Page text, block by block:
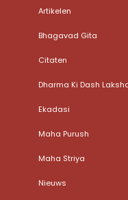
Artikelen
Bhagavad Gita
Citaten
Dharma Ki Dash
Ekadasi
Maha Purush
Maha Striya
Nieuws